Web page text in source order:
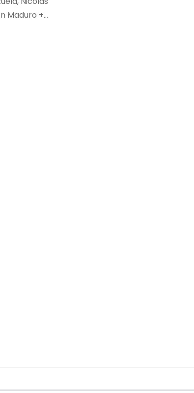
Maduro +…